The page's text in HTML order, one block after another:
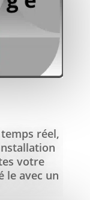
réel,
votre
le avec un